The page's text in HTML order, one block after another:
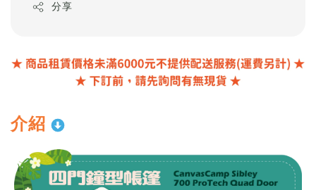
分享
介紹